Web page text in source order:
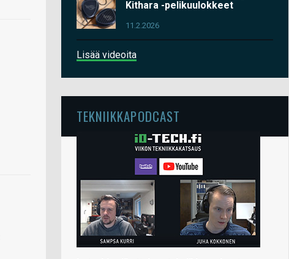
Kithara -pelikuulokkeet
11.2.2026
Lisää videoita
TEKNIIKKAPODCAST